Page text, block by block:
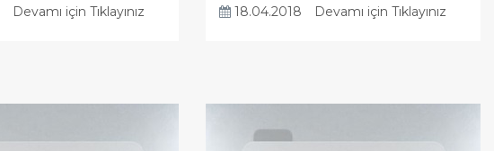
Devamı için Tıklayınız 18.04.2018 Devamı için Tıklayınız